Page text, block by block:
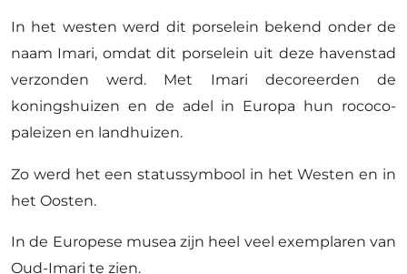
In het westen werd dit porselein bekend onder de
naam Imari, omdat dit porselein uit deze havenstad
verzonden werd. Met Imari decoreerden de
koningshuizen en de adel in Europa hun rococo-
paleizen en landhuizen.
Zo werd het een statussymbool in het Westen en in
het Oosten.
In de Europese musea zijn heel veel exemplaren van
Oud-Imari te zien.